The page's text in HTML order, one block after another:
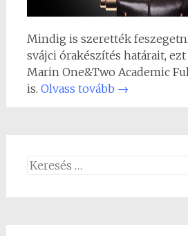
Mindig is szerették
svájci órakészítés határait,
Marin One&Two Academic
is. Olvass tovább →
Search